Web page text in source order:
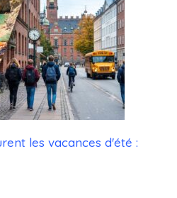
les vacances d'été :